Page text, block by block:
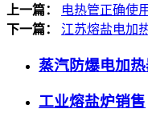
上一篇：
电热管正确使
下一篇：
江苏熔盐电加
蒸汽防爆电加
工业熔盐炉销售